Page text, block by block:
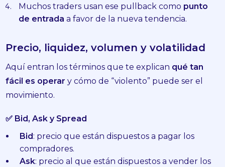
Muchos traders usan ese pullback como punto
de entrada a favor de la nueva tendencia.
Precio, liquidez, volumen y volatilidad
Aquí entran los términos que te explican qué tan
fácil es operar y cómo de “violento” puede ser el
movimiento.
✅ Bid, Ask y Spread
Bid: precio que están dispuestos a pagar los
compradores.
Ask: precio al que están dispuestos a vender los